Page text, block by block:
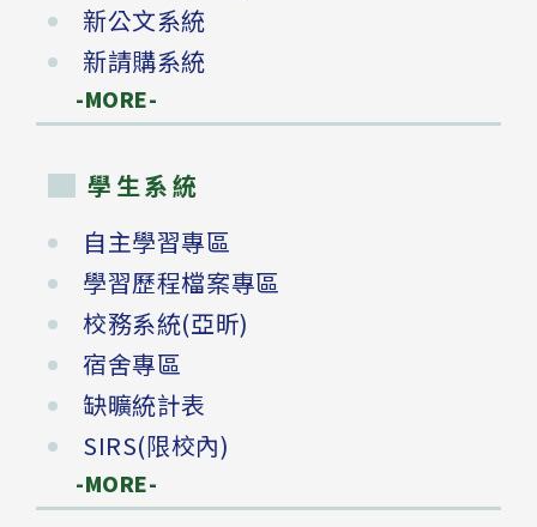
新公文系統
新請購系統
-MORE-
學生系統
自主學習專區
學習歷程檔案專區
校務系統(亞昕)
宿舍專區
缺曠統計表
SIRS(限校內)
-MORE-